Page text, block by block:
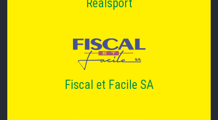
Realsport
Fiscal et Facile SA